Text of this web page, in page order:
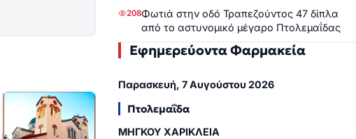
208Φωτιά στην οδό Τραπεζούντος 47 δίπλα
από το αστυνομικό μέγαρο Πτολεμαΐδας
Εφημερεύοντα Φαρμακεία
Παρασκευή, 7 Αυγούστου 2026
Πτολεμαΐδα
ΜΗΓΚΟΥ ΧΑΡΙΚΛΕΙΑ